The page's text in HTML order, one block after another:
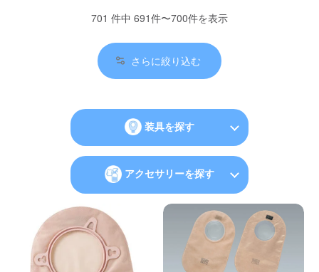
701 件中 691件〜700件を表示
さらに絞り込む
装具を探す
アクセサリーを探す